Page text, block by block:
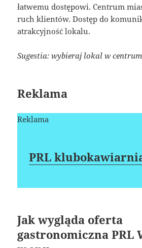
łatwemu dostępowi. Centrum
ruch klientów. Dostęp do
atrakcyjność lokalu.
Sugestia: wybieraj lokal w
Reklama
Reklama
PRL
Jak wygląda oferta
gastronomiczna PRL